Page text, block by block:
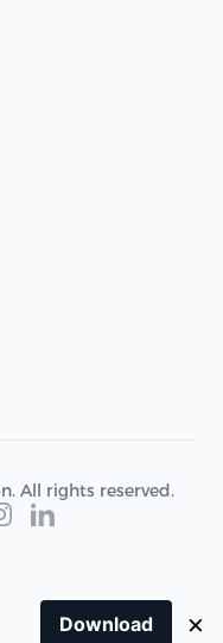
All rights reserved.
Download ×